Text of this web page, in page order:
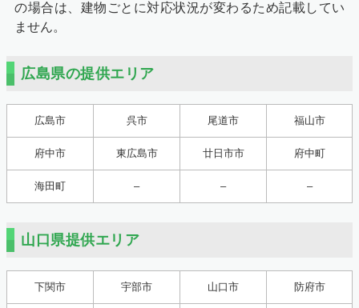
の場合は、建物ごとに対応状況が変わるため記載してい
ません。
広島県の提供エリア
広島市 呉市 尾道市 福山市
府中市 東広島市 廿日市市 府中町
海田町 – – –
山口県提供エリア
下関市 宇部市 山口市 防府市